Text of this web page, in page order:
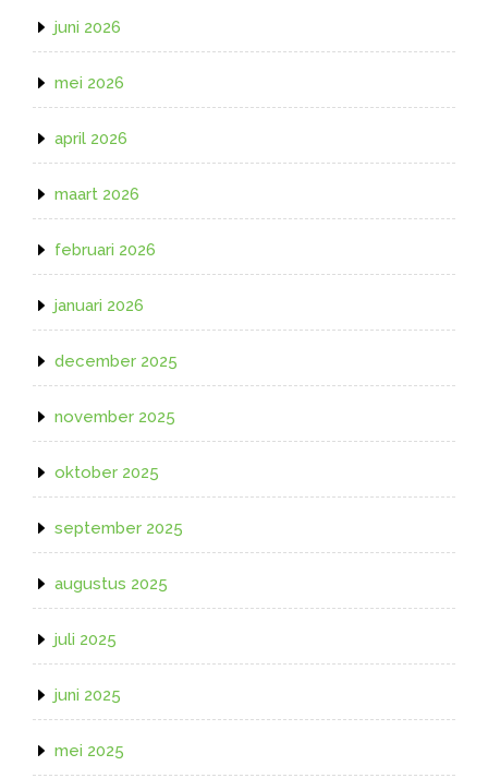
juni 2026
mei 2026
april 2026
maart 2026
februari 2026
januari 2026
december 2025
november 2025
oktober 2025
september 2025
augustus 2025
juli 2025
juni 2025
mei 2025